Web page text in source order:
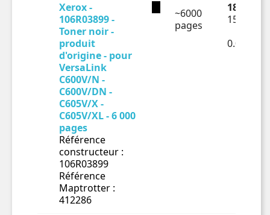
Xerox -
106R03899 -
Toner noir -
produit
d'origine - pour
VersaLink
C600V/N -
C600V/DN -
C605V/X -
C605V/XL - 6 000
pages
Référence
constructeur :
106R03899
Référence
Maptrotter :
412286
~6000
pages
181.51 €
151.26 €